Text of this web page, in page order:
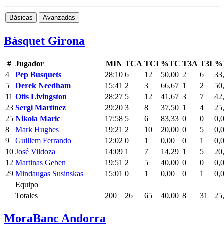
Básicas Avanzadas
Bàsquet Girona
# Jugador MIN TCA TCI %TC T3A T3I
4
Pep Busquets 28:10 6 12 50,00 2 6
5
Derek Needham 15:41 2 3 66,67 1 2
11 Otis Livingston 28:27 5 12 41,67 3 7
23 Sergi Martínez 29:20 3 8 37,50 1 4
25 Nikola Maric 17:58 5 6 83,33 0 0
0,0
8
Mark Hughes 19:21 2 10 20,00 0 5
9
Guillem Ferrando 12:02 0 1 0,00 0 1
10 José Vildoza 14:09 1 7 14,29 1 5
12 Martinas Geben 19:51 2 5 40,00 0 0
0,0
29 Mindaugas Susinskas 15:01 0 1 0,00 0 1
Equipo
Totales
200 26 65 40,00 8 31
MoraBanc Andorra